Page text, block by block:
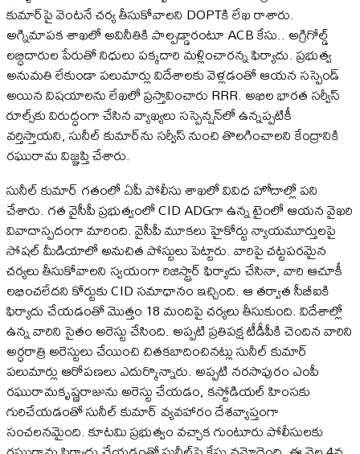
కుమార్‌పై వెంటనే చర్య తీసుకోవాలని DOPTకి లేఖ రాశారు.
అగ్నిమాపక శాఖలో అవినీతికి పాల్పడ్డారంటూ ACB కేసు.. అగ్రిగోల్డ్‌
లబ్ధిదారుల పేరుతో నిధులు పక్కదారి మళ్లించారన్న ఫిర్యాదు. ప్రభుత్వ
అనుమతి లేకుండా పలుమార్లు విదేశాలకు వెళ్లడంతో ఆయన సస్పెండ్‌
అయిన విషయాలను లేఖలో ప్రస్తావించారు RRR. అఖిల భారత సర్వీస్‌
రూల్స్‌కు విరుద్ధంగా చేసిన వ్యాఖ్యలు సస్పెన్షన్‌లో ఉన్నప్పటికీ
వర్తిస్తాయని, సునీల్‌ కుమార్‌ను సర్వీస్‌ నుంచి తొలగించాలని కేంద్రానికి
రఘురామ విజ్ఞప్తి చేశారు.
సునీల్‌ కుమార్‌ గతంలో ఏపీ పోలీసు శాఖలో వివిధ హోదాల్లో పని
చేశారు. గత వైసీపీ ప్రభుత్వంలో CID ADGగా ఉన్న టైంలో ఆయన వైఖరి
వివాదాస్పదంగా మారింది. వైసీపీ మూకలు హైకోర్టు న్యాయమూర్తులపై
సోషల్‌ మీడియాలో అనుచిత పోస్టులు పెట్టారు. వారిపై చట్టపరమైన
చర్యలు తీసుకోవాలని స్వయంగా రిజిస్ట్రార్‌ ఫిర్యాదు చేసినా, వారి ఆచూకీ
లభించలేదని కోర్టుకు CID సమాధానం ఇచ్చింది. ఆ తర్వాత సీబీఐకి
ఫిర్యాదు చేయడంతో మొత్తం 18 మందిపై చర్యలు తీసుకుంది. విదేశాల్లో
ఉన్న వారిని సైతం అరెస్టు చేసింది. అప్పటి ప్రతిపక్ష టీడీపీకి చెందిన వారిని
అర్ధరాత్రి అరెస్టులు చేయించి చితకబాదించినట్లు సునీల్‌ కుమార్‌
పలుమార్లు ఆరోపణలు ఎదుర్కొన్నారు. అప్పటి నరసాపురం ఎంపీ
రఘురామకృష్ణరాజును అరెస్టు చేయడం, కస్టోడియల్‌ హింసకు
గురిచేయడంతో సునీల్‌ కుమార్ వ్యవహారం దేశవ్యాప్తంగా
సంచలనమైంది. కూటమి ప్రభుత్వం వచ్చాక గుంటూరు పోలీసులకు